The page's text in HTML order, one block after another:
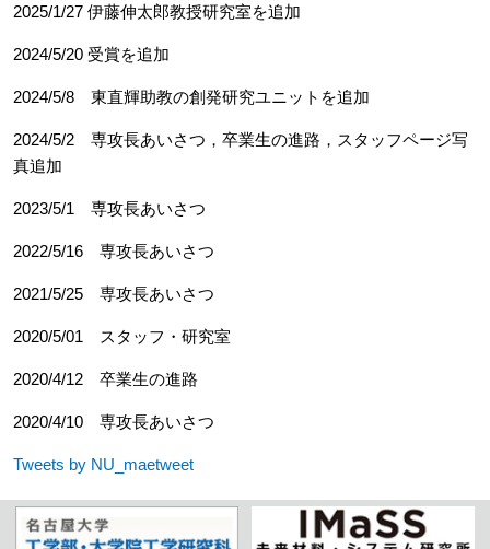
2025/1/27 伊藤伸太郎教授研究室を追加
2024/5/20 受賞を追加
2024/5/8 東直輝助教の創発研究ユニットを追加
2024/5/2 専攻長あいさつ，卒業生の進路，スタッフページ写
真追加
2023/5/1 専攻長あいさつ
2022/5/16 専攻長あいさつ
2021/5/25 専攻長あいさつ
2020/5/01 スタッフ・研究室
2020/4/12 卒業生の進路
2020/4/10 専攻長あいさつ
Tweets by NU_maetweet